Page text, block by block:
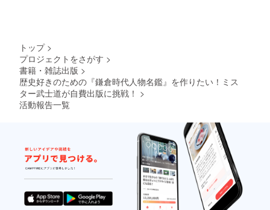
トップ >
プロジェクトをさがす >
書籍・雑誌出版 >
歴史好きのための『鎌倉時代人物名鑑』を作りたい！ミス
ター武士道が自費出版に挑戦！ >
活動報告一覧